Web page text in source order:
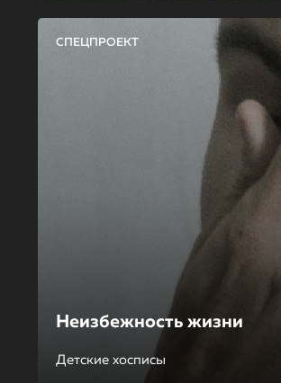
СПЕЦПРОЕКТ
Неизбежность жизни
Детские хосписы